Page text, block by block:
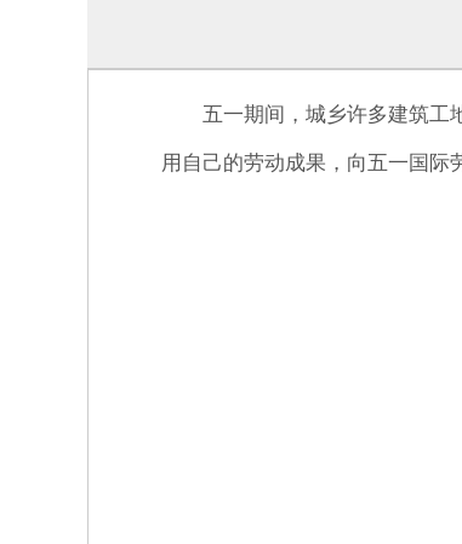
五一期间，城乡许多建筑工
用自己的劳动成果，向五一国际